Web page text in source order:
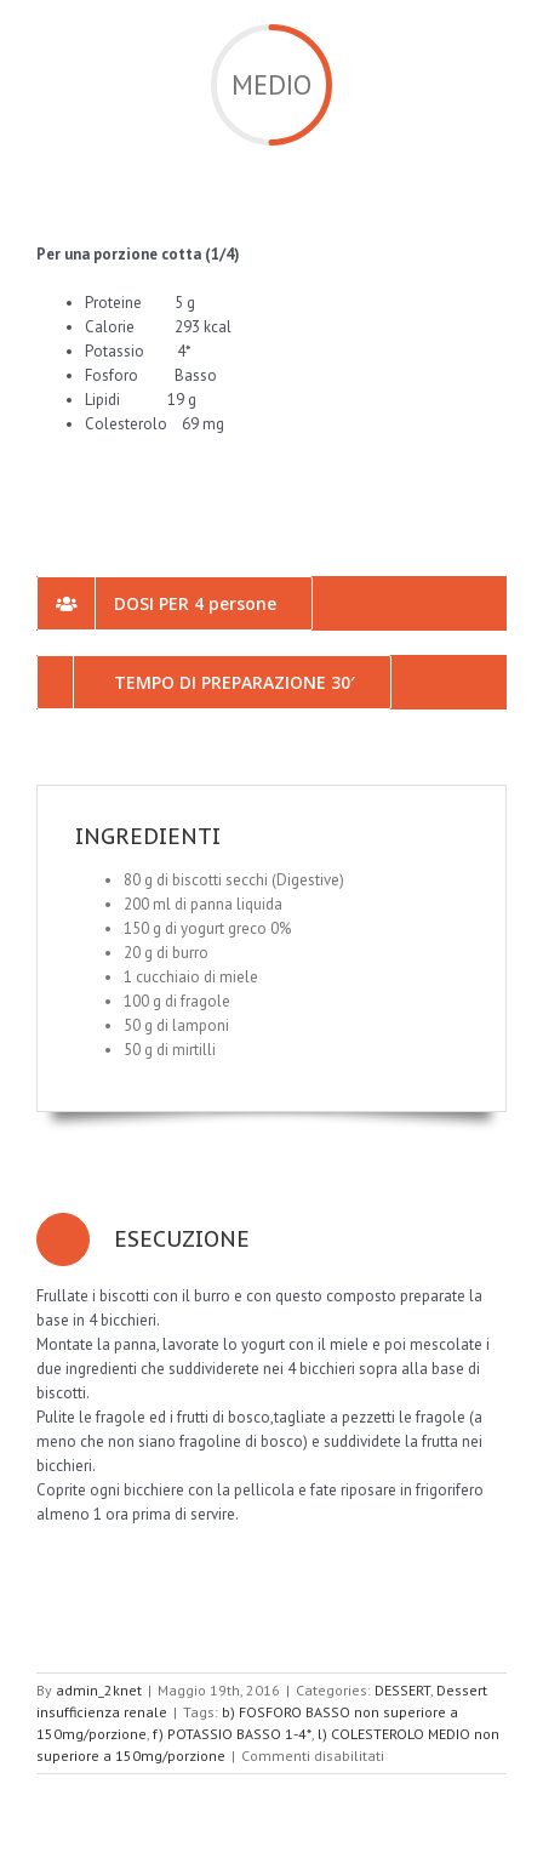
MEDIO
Per una porzione cotta (1/4)
Proteine 5 g
Calorie 293 kcal
Potassio 4*
Fosforo Basso
Lipidi 19 g
Colesterolo 69 mg
DOSI PER 4 persone
TEMPO DI PREPARAZIONE 30′
INGREDIENTI
80 g di biscotti secchi (Digestive)
200 ml di panna liquida
150 g di yogurt greco 0%
20 g di burro
1 cucchiaio di miele
100 g di fragole
50 g di lamponi
50 g di mirtilli
ESECUZIONE
Frullate i biscotti con il burro e con questo composto preparate la
base in 4 bicchieri.
Montate la panna, lavorate lo yogurt con il miele e poi mescolate i
due ingredienti che suddividerete nei 4 bicchieri sopra alla base di
biscotti.
Pulite le fragole ed i frutti di bosco,tagliate a pezzetti le fragole (a
meno che non siano fragoline di bosco) e suddividete la frutta nei
bicchieri.
Coprite ogni bicchiere con la pellicola e fate riposare in frigorifero
almeno 1 ora prima di servire.
By admin_2knet | Maggio 19th, 2016 | Categories: DESSERT, Dessert
insufficienza renale | Tags: b) FOSFORO BASSO non superiore a
150mg/porzione, f) POTASSIO BASSO 1-4*, l) COLESTEROLO MEDIO non
superiore a 150mg/porzione | Commenti disabilitati
Finto